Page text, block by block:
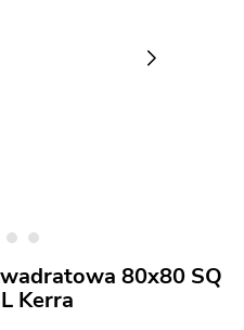
80x80 SQ
Kerra